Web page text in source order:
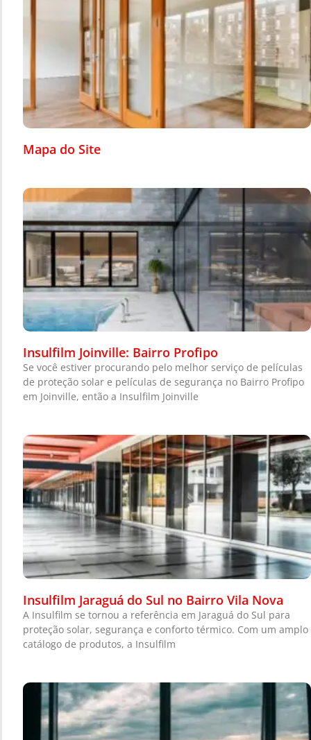
Mapa do Site
Insulfilm Joinville: Bairro Profipo
Se você estiver procurando pelo melhor serviço de películas
de proteção solar e películas de segurança no Bairro Profipo
em Joinville, então a Insulfilm Joinville
Insulfilm Jaraguá do Sul no Bairro Vila Nova
A Insulfilm se tornou a referência em Jaraguá do Sul para
proteção solar, segurança e conforto térmico. Com um amplo
catálogo de produtos, a Insulfilm